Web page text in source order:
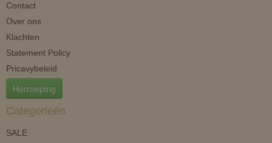
Contact
Over ons
Klachten
Statement Policy
Pricavybeleid
Herroeping
Categorieën
SALE